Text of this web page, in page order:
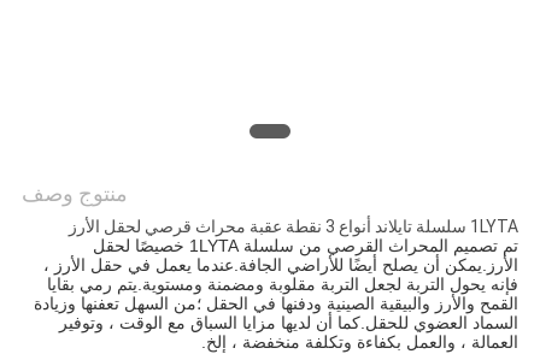
منتوج وصف
1LYTA سلسلة تايلاند أنواع 3 نقطة عقبة محراث قرصي لحقل الأرز
تم تصميم المحراث القرصي من سلسلة 1LYTA خصيصًا لحقل
الأرز.يمكن أن يصلح أيضًا للأراضي الجافة.عندما يعمل في حقل الأرز ،
فإنه يحول التربة لجعل التربة مقلوبة ومضمنة ومستوية.يتم رمي بقايا
القمح والأرز والبيقية الصينية ودفنها في الحقل ؛من السهل تعفنها وزيادة
السماد العضوي للحقل.كما أن لديها مزايا السباق مع الوقت ، وتوفير
العمالة ، والعمل بكفاءة وتكلفة منخفضة ، إلخ.